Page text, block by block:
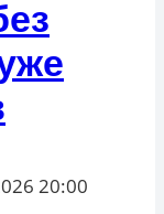
20:00